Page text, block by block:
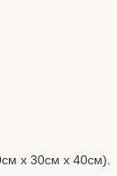
х 30см х 40см).